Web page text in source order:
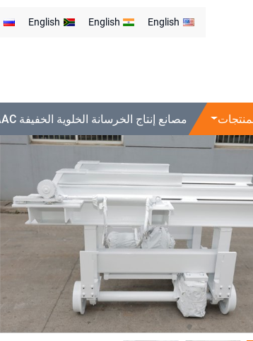
English
English
English
مصانع إنتاج الخرسانة الخلوية الخفيفة AAC الكاملة